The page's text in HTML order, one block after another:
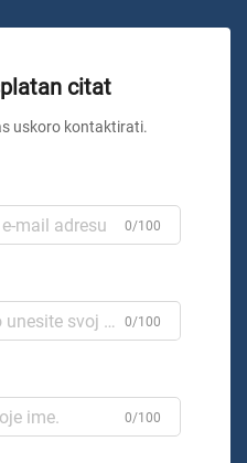
citat
uskoro kontaktirati.
0/100
0/100
0/100